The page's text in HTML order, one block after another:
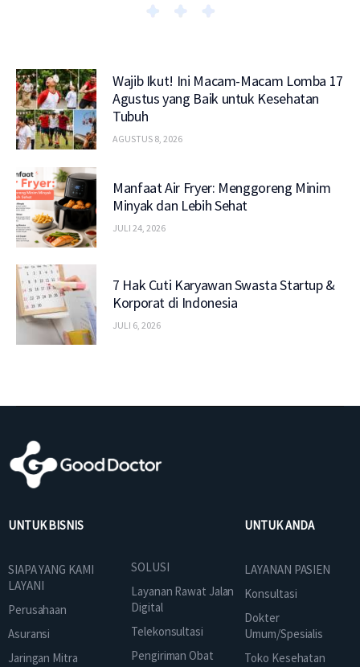
Wajib Ikut! Ini Macam-Macam Lomba 17
Agustus yang Baik untuk Kesehatan
Tubuh
AGUSTUS 8, 2026
Manfaat Air Fryer: Menggoreng Minim
Minyak dan Lebih Sehat
JULI 24, 2026
7 Hak Cuti Karyawan Swasta Startup &
Korporat di Indonesia
JULI 6, 2026
UNTUK BISNIS
SIAPA YANG KAMI
LAYANI
Perusahaan
Asuransi
Jaringan Mitra
SOLUSI
Layanan Rawat Jalan
Digital
Telekonsultasi
Pengiriman Obat
UNTUK ANDA
LAYANAN PASIEN
Konsultasi
Dokter
Umum/Spesialis
Toko Kesehatan